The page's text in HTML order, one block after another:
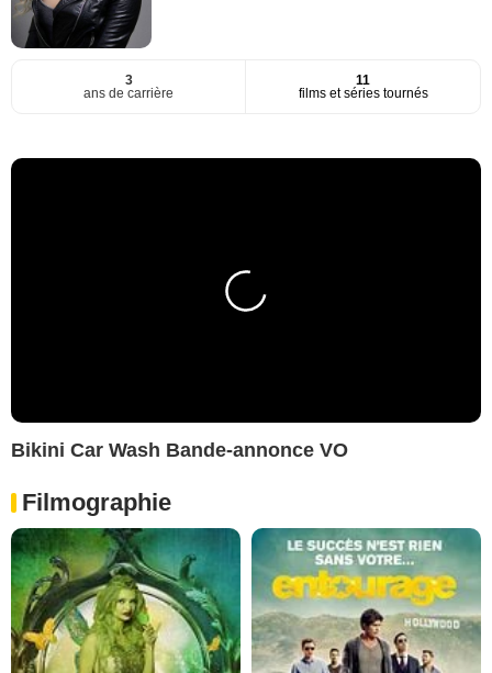
3
ans de carrière
11
films et séries tournés
Bikini Car Wash Bande-annonce VO
Filmographie